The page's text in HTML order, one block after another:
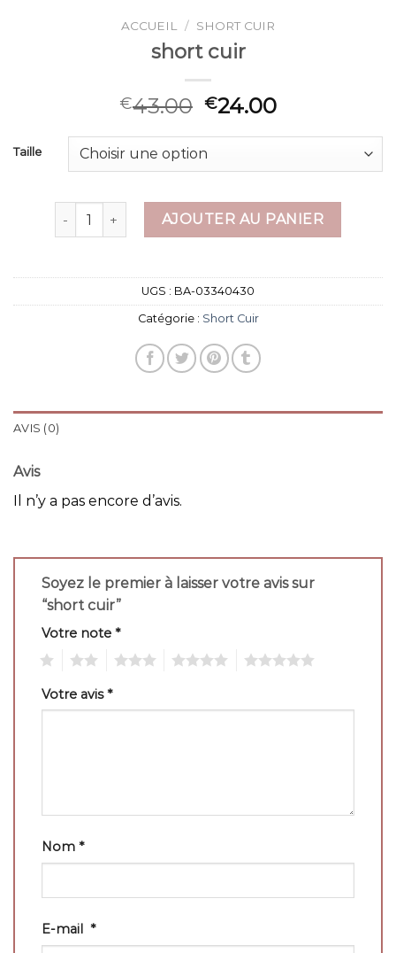
ACCUEIL / SHORT CUIR
short cuir
€43.00 €24.00
Taille
quantité de short cuirAJOUTER AU PANIER
UGS : BA-03340430
Catégorie : Short Cuir
AVIS (0)
Avis
Il n’y a pas encore d’avis.
Soyez le premier à laisser votre avis sur
“short cuir”
Votre note *
Votre avis*
Nom *
E-mail *